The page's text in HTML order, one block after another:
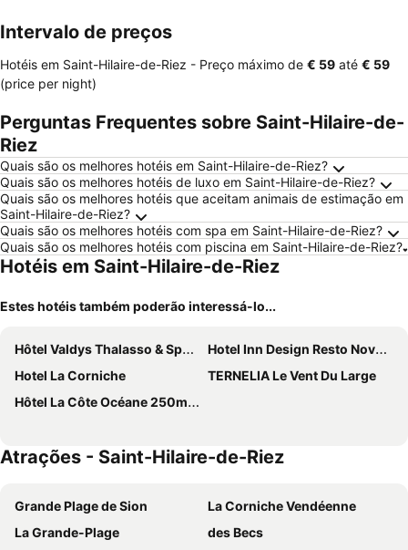
Intervalo de preços
Hotéis em Saint-Hilaire-de-Riez - Preço máximo de ‎€ 59 até ‎€ 59
(price per night)
Perguntas Frequentes sobre Saint-Hilaire-de-
Riez
Quais são os melhores hotéis em Saint-Hilaire-de-Riez?
Quais são os melhores hotéis de luxo em Saint-Hilaire-de-Riez?
Quais são os melhores hotéis que aceitam animais de estimação em
Saint-Hilaire-de-Riez?
Quais são os melhores hotéis com spa em Saint-Hilaire-de-Riez?
Quais são os melhores hotéis com piscina em Saint-Hilaire-de-Riez?
Hotéis em Saint-Hilaire-de-Riez
Estes hotéis também poderão interessá-lo...
Hôtel Valdys Thalasso & Spa - les Pins
Hotel Inn Design Resto Novo Challans
Hotel La Corniche
TERNELIA Le Vent Du Large
Hôtel La Côte Océane 250m plage
Atrações - Saint-Hilaire-de-Riez
Grande Plage de Sion
La Corniche Vendéenne
La Grande-Plage
des Becs